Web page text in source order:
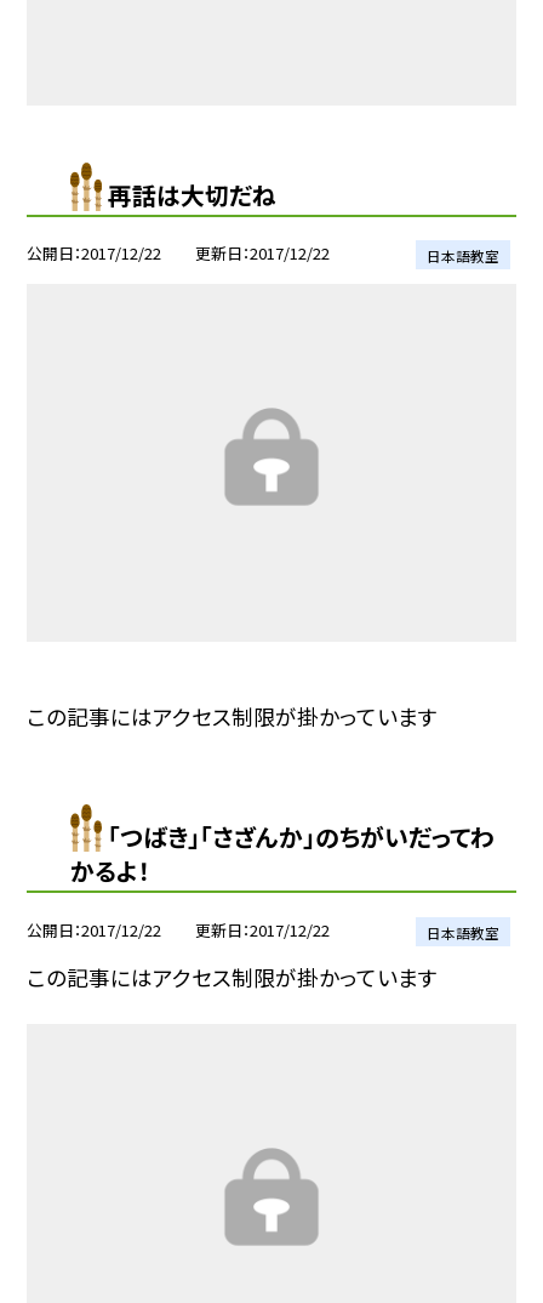
再話は大切だね
公開日 2017/12/22 更新日 2017/12/22 日本語教室
この記事にはアクセス制限が掛かっています
「つばき」「さざんか」のちがいだってわ
かるよ！
公開日 2017/12/22 更新日 2017/12/22 日本語教室
この記事にはアクセス制限が掛かっています